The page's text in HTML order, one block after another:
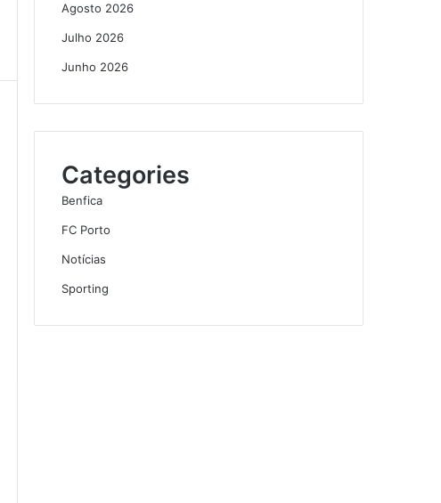
Agosto 2026
Julho 2026
Junho 2026
Categories
Benfica
FC Porto
Notícias
Sporting